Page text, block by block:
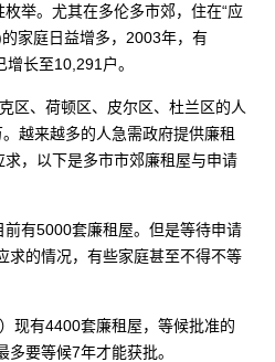
举。尤其在多伦多市郊，住在“应
家庭日益增多，2003年，有
长至10,291户。
区、荷顿区、皮尔区、杜兰区的人
越来越多的人急需政府提供廉租
，以下是多市市郊廉租屋与申请
有5000套廉租屋。但是等待申请
求的情况，有些家庭甚至不得不等
现有4400套廉租屋，等候批准的
要等候7年才能获批。